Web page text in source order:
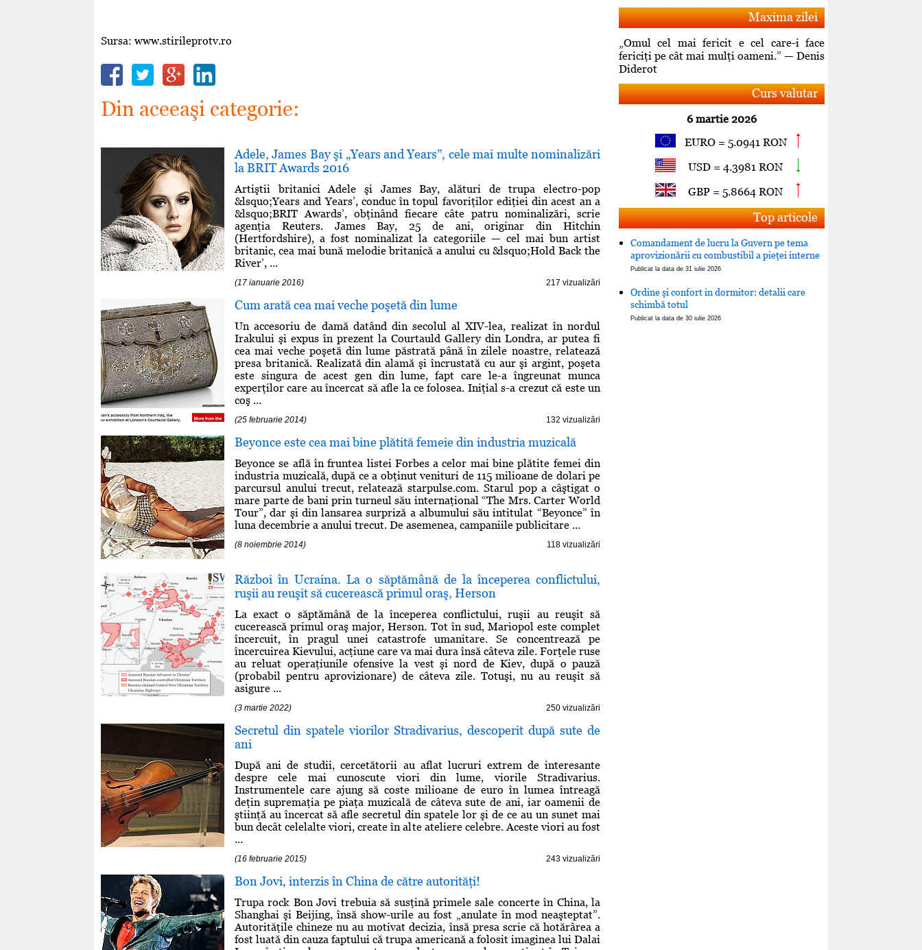
Sursa: www.stirileprotv.ro
Din aceeaşi categorie:
Adele, James Bay şi „Years and Years”, cele mai multe nominalizări
la BRIT Awards 2016
Artiştii britanici Adele şi James Bay, alături de trupa electro-pop
&lsquo;Years and Years’, conduc în topul favoriţilor ediţiei din acest an a
&lsquo;BRIT Awards’, obţinând fiecare câte patru nominalizări, scrie
agenţia Reuters. James Bay, 25 de ani, originar din Hitchin
(Hertfordshire), a fost nominalizat la categoriile — cel mai bun artist
britanic, cea mai bună melodie britanică a anului cu &lsquo;Hold Back the
River’, ...
(17 ianuarie 2016) 217 vizualizări
Cum arată cea mai veche poşetă din lume
Un accesoriu de damă datând din secolul al XIV-lea, realizat în nordul
Irakului şi expus în prezent la Courtauld Gallery din Londra, ar putea fi
cea mai veche poşetă din lume păstrată până în zilele noastre, relatează
presa britanică. Realizată din alamă şi încrustată cu aur şi argint, poşeta
este singura de acest gen din lume, fapt care le-a îngreunat munca
experţilor care au încercat să afle la ce folosea. Iniţial s-a crezut că este un
coş ...
(25 februarie 2014) 132 vizualizări
Beyonce este cea mai bine plătită femeie din industria muzicală
Beyonce se află în fruntea listei Forbes a celor mai bine plătite femei din
industria muzicală, după ce a obţinut venituri de 115 milioane de dolari pe
parcursul anului trecut, relatează starpulse.com. Starul pop a câştigat o
mare parte de bani prin turneul său internaţional “The Mrs. Carter World
Tour”, dar şi din lansarea surpriză a albumului său intitulat “Beyonce” în
luna decembrie a anului trecut. De asemenea, campaniile publicitare ...
(8 noiembrie 2014) 118 vizualizări
Război în Ucraina. La o săptămână de la începerea conflictului,
ruşii au reuşit să cucerească primul oraş, Herson
La exact o săptămână de la începerea conflictului, ruşii au reuşit să
cucerească primul oraş major, Herson. Tot în sud, Mariopol este complet
încercuit, în pragul unei catastrofe umanitare. Se concentrează pe
încercuirea Kievului, acţiune care va mai dura însă câteva zile. Forţele ruse
au reluat operaţiunile ofensive la vest şi nord de Kiev, după o pauză
(probabil pentru aprovizionare) de câteva zile. Totuşi, nu au reuşit să
asigure ...
(3 martie 2022) 250 vizualizări
Secretul din spatele viorilor Stradivarius, descoperit după sute de
ani
După ani de studii, cercetătorii au aflat lucruri extrem de interesante
despre cele mai cunoscute viori din lume, viorile Stradivarius.
Instrumentele care ajung să coste milioane de euro în lumea întreagă
deţin supremaţia pe piaţa muzicală de câteva sute de ani, iar oamenii de
ştiinţă au încercat să afle secretul din spatele lor şi de ce au un sunet mai
bun decât celelalte viori, create în alte ateliere celebre. Aceste viori au fost
...
(16 februarie 2015) 243 vizualizări
Bon Jovi, interzis în China de către autorităţi!
Trupa rock Bon Jovi trebuia să susţină primele sale concerte în China, la
Shanghai şi Beijing, însă show-urile au fost „anulate în mod neaşteptat”.
Autorităţile chineze nu au motivat decizia, însă presa scrie că hotărârea a
fost luată din cauza faptului că trupa americană a folosit imaginea lui Dalai
Maxima zilei
„Omul cel mai fericit e cel care-i face
fericiţi pe cât mai mulţi oameni.” — Denis
Diderot
Curs valutar
6 martie 2026
EURO = 5.0941 RON
USD = 4.3981 RON
GBP = 5.8664 RON
Top articole
Comandament de lucru la Guvern pe tema
aprovizionării cu combustibil a pieţei interne
Publicat la data de 31 iulie 2026
Ordine şi confort in dormitor: detalii care
schimbă totul
Publicat la data de 30 iulie 2026